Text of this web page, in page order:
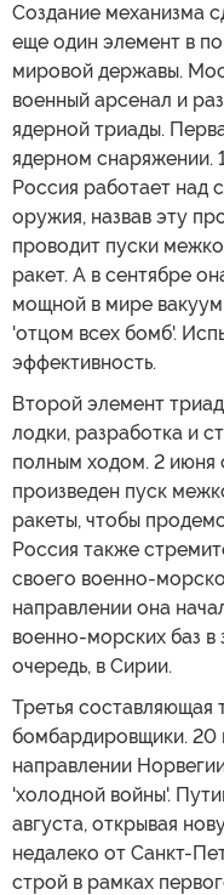
Создание механизма
еще один элемент в
мировой державы.
военный арсенал и
ядерной триады.
ядерном снаряжении.
Россия работает над
оружия, назвав эту
проводит пуски
ракет. А в сентябре
мощной в мире
'отцом всех бомб'.
эффективность.
Второй элемент
лодки, разработка и
полным ходом. 2 июня
произведен пуск
ракеты, чтобы
Россия также
своего военно-
направлении она
военно-морских баз
очередь, в Сирии.
Третья составляющая
бомбардировщики. 20
направлении
'холодной войны'.
августа, открывая
недалеко от Санкт-
строй в рамках